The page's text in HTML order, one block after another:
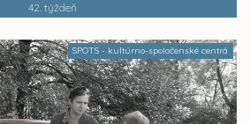
42. týždeň
SPOTS - kultúrno-spoločenské centrá